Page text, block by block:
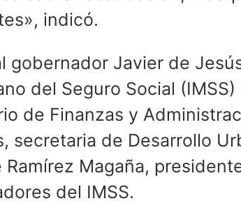
indicó.
gobernador Javier de
del Seguro Social
de Finanzas y
secretaria de Desarrollo
Ramírez Magaña,
del IMSS.